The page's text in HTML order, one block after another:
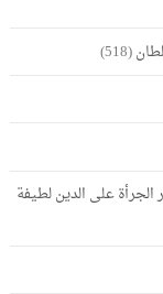
(518)
على الدين لطيفة